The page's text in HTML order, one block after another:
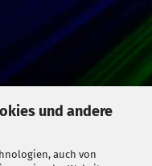
und andere
auch von